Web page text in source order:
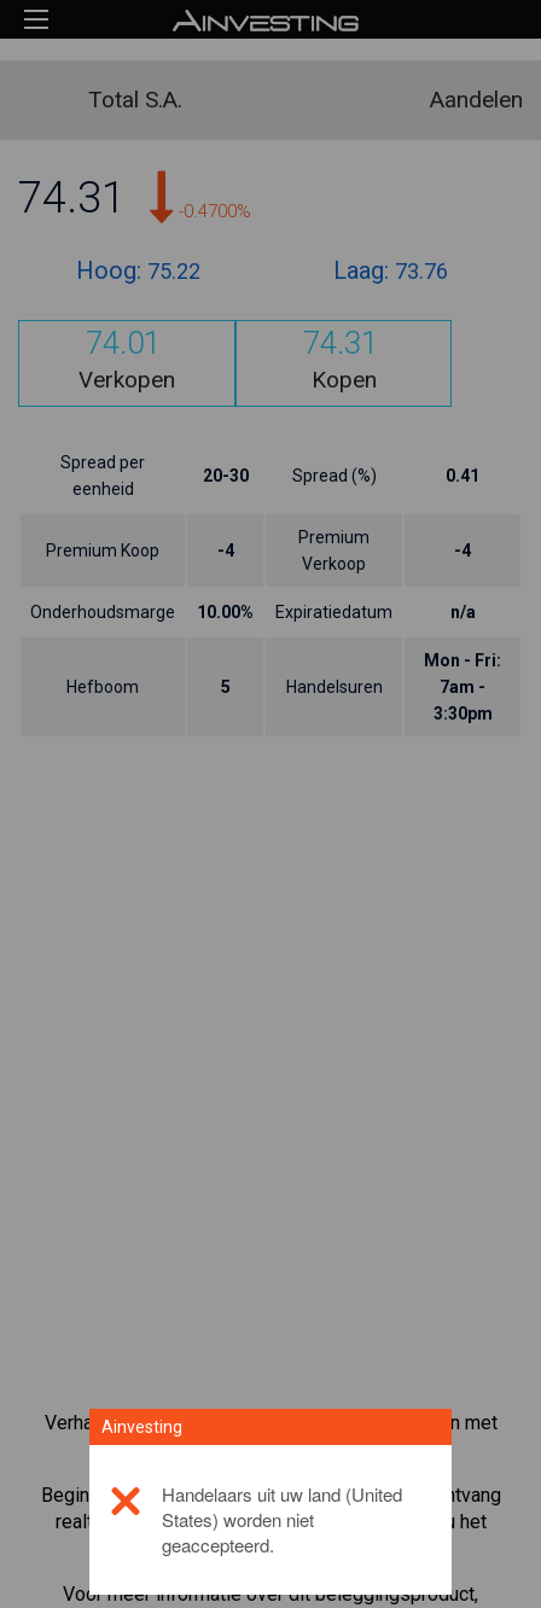
Total S.A. Aandelen
74.31 -0.4700%
Hoog: 75.22 Laag: 73.76
74.01
Verkopen
74.31
Kopen
Spread per
eenheid
20-30 Spread (%) 0.41
Premium Koop -4
Premium
Verkoop
-4
Onderhoudsmarge 10.00% Expiratiedatum n/a
Hefboom 5 Handelsuren
Mon - Fri:
7am -
3:30pm
Verhandel meer dan 1000 internationale aandelen met
het CFD-handelsplatform van Ainvesting.
Begin met het handelen in CFD's inTotal S.A.
. Ontvang
realtime koersen en ontvang dividenden alsof u het
aandeel zelf bezit.
Voor meer informatie over dit beleggingsproduct,
Ainvesting
Handelaars uit uw land (United
States) worden niet
geaccepteerd.